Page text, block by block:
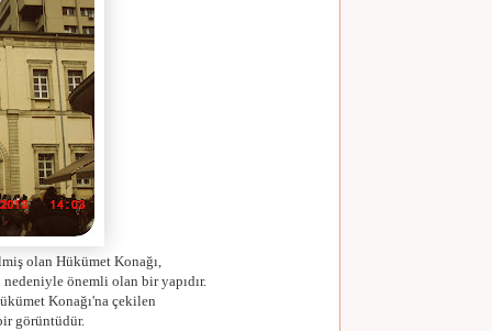
olan Hükümet Konağı,
önemli olan bir yapıdır.
Konağı'na çekilen
görüntüdür.